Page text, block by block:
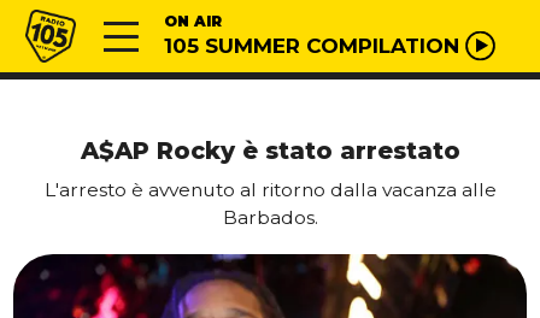
Vai al contenuto
Radio 105 ON AIR
105 SUMMER COMPILATION
A$AP Rocky è stato arrestato
L'arresto è avvenuto al ritorno dalla vacanza alle
Barbados.